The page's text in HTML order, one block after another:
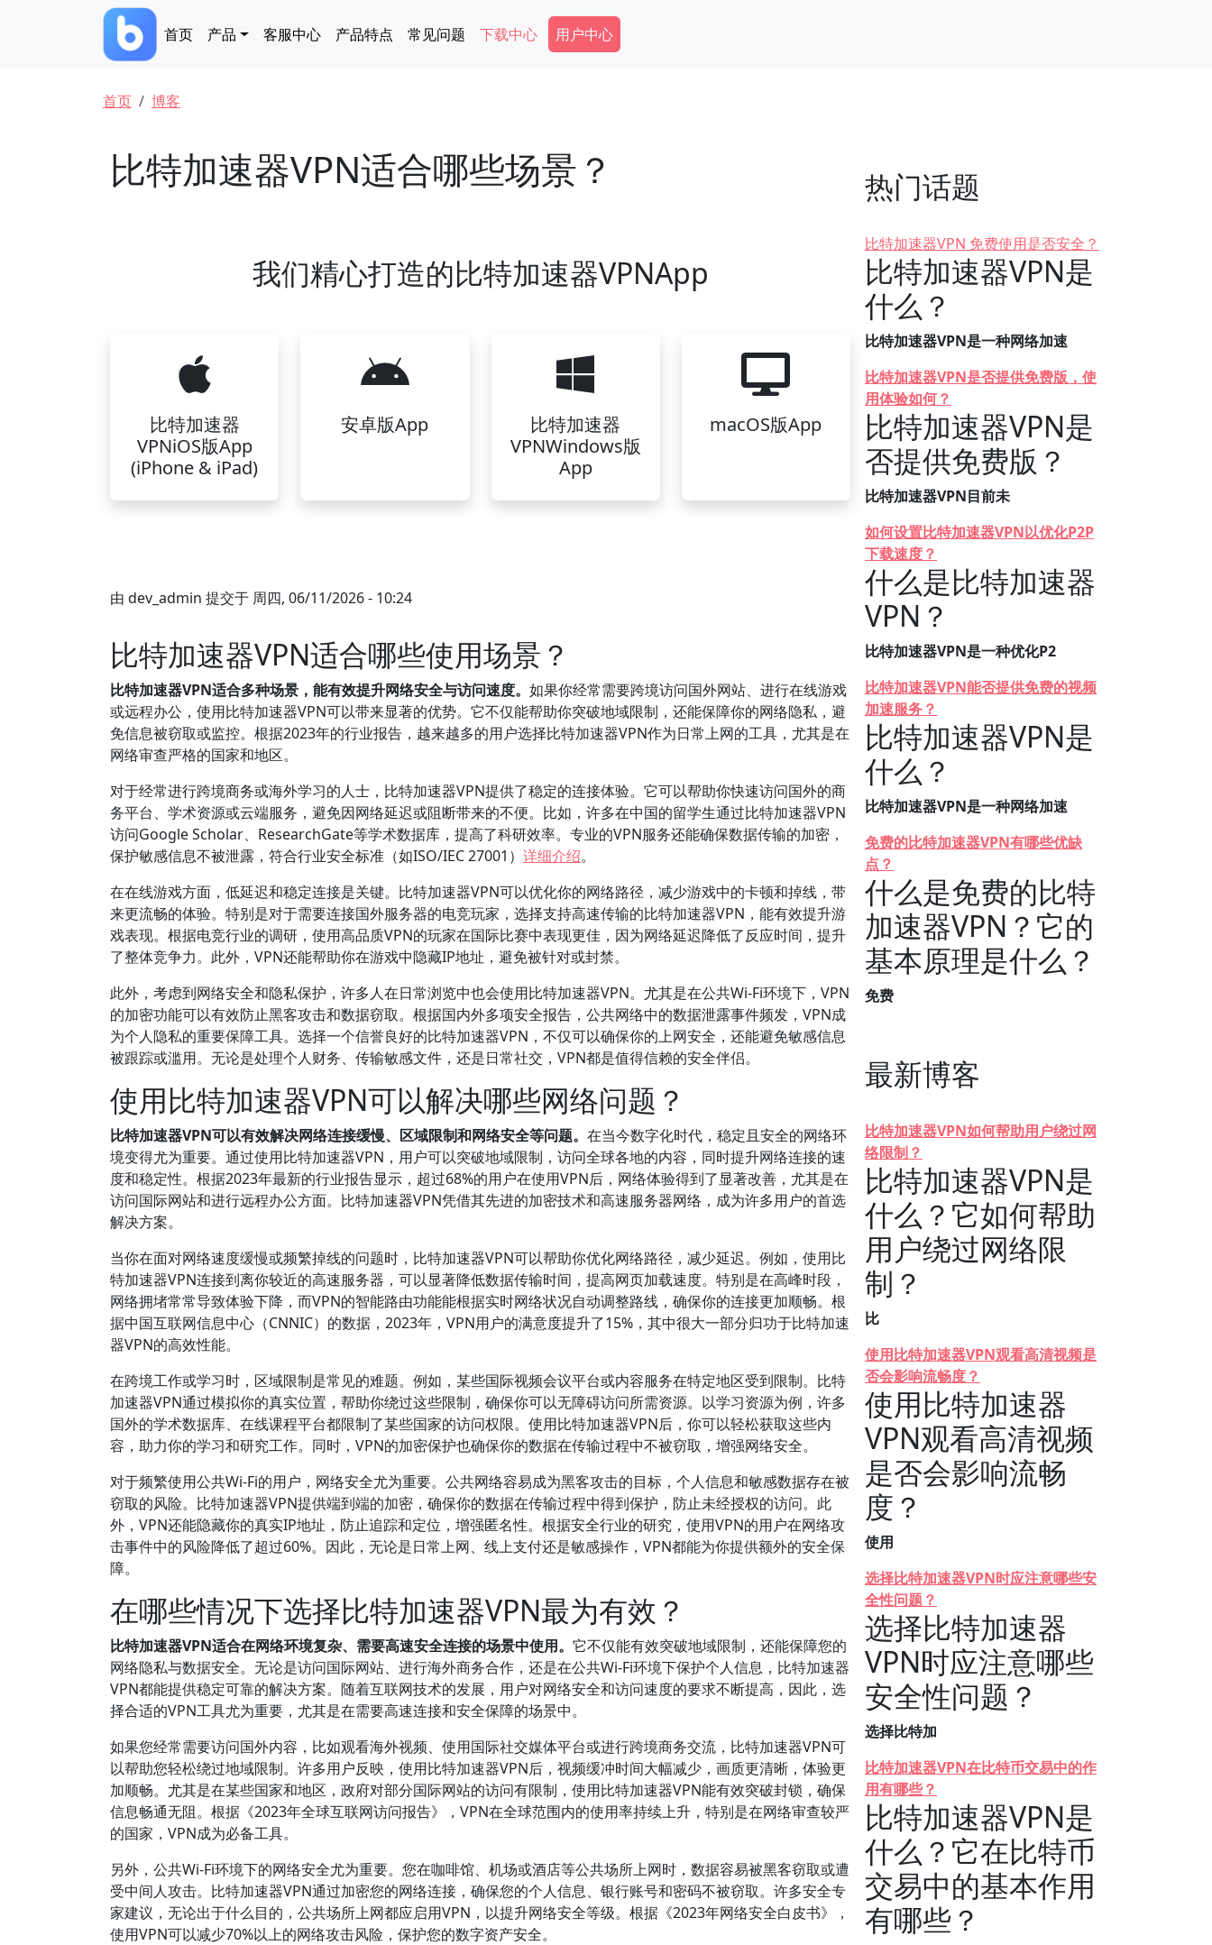
Main navigation
首页 产品 客服中心 产品特点 常见问题 下载中心 Secondary Menu
用户中心
面包屑
首页 博客
比特加速器VPN适合哪些场景？
我们精心打造的比特加速器VPNApp
比特加速器
VPNiOS版App
(iPhone & iPad)
安卓版App
比特加速器
VPNWindows版
App
macOS版App
由 dev_admin 提交于 周四, 06/11/2026 - 10:24
比特加速器VPN适合哪些使用场景？
比特加速器VPN适合多种场景，能有效提升网络安全与访问速度。 如果你经常需要跨境访问国外网站、进行在线游戏
或远程办公，使用比特加速器VPN可以带来显著的优势。它不仅能帮助你突破地域限制，还能保障你的网络隐私，避
免信息被窃取或监控。根据2023年的行业报告，越来越多的用户选择比特加速器VPN作为日常上网的工具，尤其是在
网络审查严格的国家和地区。
对于经常进行跨境商务或海外学习的人士，比特加速器VPN提供了稳定的连接体验。它可以帮助你快速访问国外的商
务平台、学术资源或云端服务，避免因网络延迟或阻断带来的不便。比如，许多在中国的留学生通过比特加速器VPN
访问Google Scholar、ResearchGate等学术数据库，提高了科研效率。专业的VPN服务还能确保数据传输的加密，
保护敏感信息不被泄露，符合行业安全标准（如ISO/IEC 27001） 详细介绍。
在在线游戏方面，低延迟和稳定连接是关键。比特加速器VPN可以优化你的网络路径，减少游戏中的卡顿和掉线，带
来更流畅的体验。特别是对于需要连接国外服务器的电竞玩家，选择支持高速传输的比特加速器VPN，能有效提升游
戏表现。根据电竞行业的调研，使用高品质VPN的玩家在国际比赛中表现更佳，因为网络延迟降低了反应时间，提升
了整体竞争力。此外，VPN还能帮助你在游戏中隐藏IP地址，避免被针对或封禁。
此外，考虑到网络安全和隐私保护，许多人在日常浏览中也会使用比特加速器VPN。尤其是在公共Wi-Fi环境下，VPN
的加密功能可以有效防止黑客攻击和数据窃取。根据国内外多项安全报告，公共网络中的数据泄露事件频发，VPN成
为个人隐私的重要保障工具。选择一个信誉良好的比特加速器VPN，不仅可以确保你的上网安全，还能避免敏感信息
被跟踪或滥用。无论是处理个人财务、传输敏感文件，还是日常社交，VPN都是值得信赖的安全伴侣。
使用比特加速器VPN可以解决哪些网络问题？
比特加速器VPN可以有效解决网络连接缓慢、区域限制和网络安全等问题。 在当今数字化时代，稳定且安全的网络环
境变得尤为重要。通过使用比特加速器VPN，用户可以突破地域限制，访问全球各地的内容，同时提升网络连接的速
度和稳定性。根据2023年最新的行业报告显示，超过68%的用户在使用VPN后，网络体验得到了显著改善，尤其是在
访问国际网站和进行远程办公方面。比特加速器VPN凭借其先进的加密技术和高速服务器网络，成为许多用户的首选
解决方案。
当你在面对网络速度缓慢或频繁掉线的问题时，比特加速器VPN可以帮助你优化网络路径，减少延迟。例如，使用比
特加速器VPN连接到离你较近的高速服务器，可以显著降低数据传输时间，提高网页加载速度。特别是在高峰时段，
网络拥堵常常导致体验下降，而VPN的智能路由功能能根据实时网络状况自动调整路线，确保你的连接更加顺畅。根
据中国互联网信息中心（CNNIC）的数据，2023年，VPN用户的满意度提升了15%，其中很大一部分归功于比特加速
器VPN的高效性能。
在跨境工作或学习时，区域限制是常见的难题。例如，某些国际视频会议平台或内容服务在特定地区受到限制。比特
加速器VPN通过模拟你的真实位置，帮助你绕过这些限制，确保你可以无障碍访问所需资源。以学习资源为例，许多
国外的学术数据库、在线课程平台都限制了某些国家的访问权限。使用比特加速器VPN后，你可以轻松获取这些内
容，助力你的学习和研究工作。同时，VPN的加密保护也确保你的数据在传输过程中不被窃取，增强网络安全。
对于频繁使用公共Wi-Fi的用户，网络安全尤为重要。公共网络容易成为黑客攻击的目标，个人信息和敏感数据存在被
窃取的风险。比特加速器VPN提供端到端的加密，确保你的数据在传输过程中得到保护，防止未经授权的访问。此
外，VPN还能隐藏你的真实IP地址，防止追踪和定位，增强匿名性。根据安全行业的研究，使用VPN的用户在网络攻
击事件中的风险降低了超过60%。因此，无论是日常上网、线上支付还是敏感操作，VPN都能为你提供额外的安全保
障。
在哪些情况下选择比特加速器VPN最为有效？
比特加速器VPN适合在网络环境复杂、需要高速安全连接的场景中使用。 它不仅能有效突破地域限制，还能保障您的
网络隐私与数据安全。无论是访问国际网站、进行海外商务合作，还是在公共Wi-Fi环境下保护个人信息，比特加速器
VPN都能提供稳定可靠的解决方案。随着互联网技术的发展，用户对网络安全和访问速度的要求不断提高，因此，选
择合适的VPN工具尤为重要，尤其是在需要高速连接和安全保障的场景中。
如果您经常需要访问国外内容，比如观看海外视频、使用国际社交媒体平台或进行跨境商务交流，比特加速器VPN可
以帮助您轻松绕过地域限制。许多用户反映，使用比特加速器VPN后，视频缓冲时间大幅减少，画质更清晰，体验更
加顺畅。尤其是在某些国家和地区，政府对部分国际网站的访问有限制，使用比特加速器VPN能有效突破封锁，确保
信息畅通无阻。根据《2023年全球互联网访问报告》，VPN在全球范围内的使用率持续上升，特别是在网络审查较严
的国家，VPN成为必备工具。
另外，公共Wi-Fi环境下的网络安全尤为重要。您在咖啡馆、机场或酒店等公共场所上网时，数据容易被黑客窃取或遭
受中间人攻击。比特加速器VPN通过加密您的网络连接，确保您的个人信息、银行账号和密码不被窃取。许多安全专
家建议，无论出于什么目的，公共场所上网都应启用VPN，以提升网络安全等级。根据《2023年网络安全白皮书》，
使用VPN可以减少70%以上的网络攻击风险，保护您的数字资产安全。
热门话题
比特加速器VPN 免费使用是否安全？
比特加速器VPN是
什么？
比特加速器VPN是一种网络加速
比特加速器VPN是否提供免费版，使
用体验如何？
比特加速器VPN是
否提供免费版？
比特加速器VPN目前未
如何设置比特加速器VPN以优化P2P
下载速度？
什么是比特加速器
VPN？
比特加速器VPN是一种优化P2
比特加速器VPN能否提供免费的视频
加速服务？
比特加速器VPN是
什么？
比特加速器VPN是一种网络加速
免费的比特加速器VPN有哪些优缺
点？
什么是免费的比特
加速器VPN？它的
基本原理是什么？
免费
最新博客
比特加速器VPN如何帮助用户绕过网
络限制？
比特加速器VPN是
什么？它如何帮助
用户绕过网络限
制？
比
使用比特加速器VPN观看高清视频是
否会影响流畅度？
使用比特加速器
VPN观看高清视频
是否会影响流畅
度？
使用
选择比特加速器VPN时应注意哪些安
全性问题？
选择比特加速器
VPN时应注意哪些
安全性问题？
选择比特加
比特加速器VPN在比特币交易中的作
用有哪些？
比特加速器VPN是
什么？它在比特币
交易中的基本作用
有哪些？